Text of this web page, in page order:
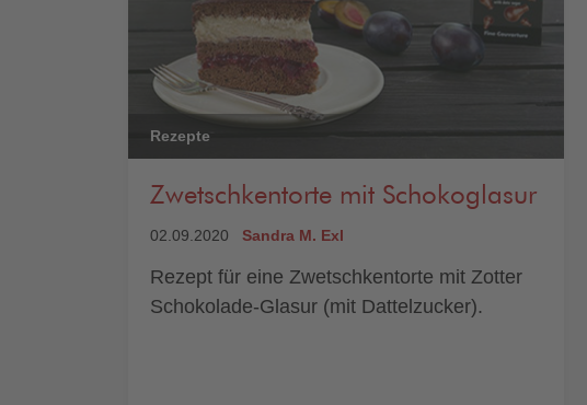
Rezepte
Zwetschkentorte mit Schokoglasur
02.09.2020 Sandra M. Exl
Rezept für eine Zwetschkentorte mit Zotter
Schokolade-Glasur (mit Dattelzucker).